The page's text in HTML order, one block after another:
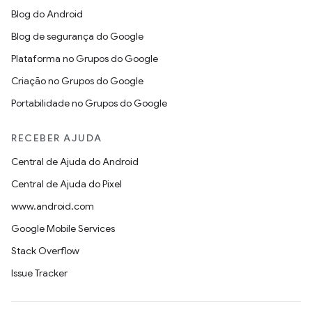
Blog do Android
Blog de segurança do Google
Plataforma no Grupos do Google
Criação no Grupos do Google
Portabilidade no Grupos do Google
RECEBER AJUDA
Central de Ajuda do Android
Central de Ajuda do Pixel
www.android.com
Google Mobile Services
Stack Overflow
Issue Tracker